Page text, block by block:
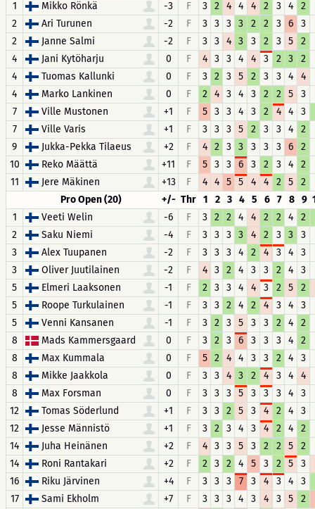
1
Mikko Rönkä -3 F 3 2 4 4 4 2 3 4
2
2
Ari Turunen -2 F 3 3 3 3 2 2 3 6
3
2
Janne Salmi -2 F 3 3 4 3 3 2 3 5
2
4
Jani Kytöharju 0 F 4 3 3 4 4 3 2 3
2
4
Tuomas Kallunki 0 F 3 2 3 5 2 3 3 4
4
4
Marko Lankinen 0 F 2 4 3 4 3 2 2 5
3
7
Ville Mustonen +1 F 5 3 3 4 3 2 4 4
3
7
Ville Varis +1 F 3 3 3 5 2 3 3 4
2
9
Jukka-Pekka Tilaeus +2 F 4 2 3 3 3 3 3 6
2
10
Reko Määttä +11 F 5 3 3 6 3 2 3 4
2
11
Jere Mäkinen +13 F 4 4 5 5 4 4 2 5
2
Pro Open (20)
+/- Thr 1 2 3 4 5 6 7 8 9
1
Veeti Welin -6 F 3 2 2 4 4 2 2 4
2
2
Saku Niemi -4 F 3 3 3 3 4 2 3 3
3
3
Alex Tuupanen -2 F 3 3 3 4 2 4 3 4
3
3
Oliver Juutilainen -2 F 4 3 2 4 3 3 2 4
3
5
Elmeri Laaksonen -1 F 2 3 3 4 4 3 2 5
2
5
Roope Turkulainen -1 F 3 3 2 4 2 4 3 4
3
5
Venni Kansanen -1 F 3 2 3 5 3 3 2 4
2
8
Mads Kammersgaard 0 F 3 2 3 6 3 3 3 4
2
8
Max Kummala 0 F 5 2 4 4 3 3 2 4
3
8
Mikke Jaakkola 0 F 3 3 4 3 2 4 3 4
4
8
Max Forsman 0 F 3 3 3 5 3 3 3 4
3
12
Tomas Söderlund +1 F 3 3 2 5 3 4 2 4
3
12
Jesse Männistö +1 F 3 2 3 4 3 4 2 4
2
14
Juha Heinänen +2 F 4 3 3 5 3 2 2 5
2
14
Roni Rantakari +2 F 2 3 2 4 5 3 2 5
3
16
Riku Järvinen +4 F 3 3 3 7 3 4 3 4
3
17
Sami Ekholm +7 F 3 3 3 4 3 4 3 5 2